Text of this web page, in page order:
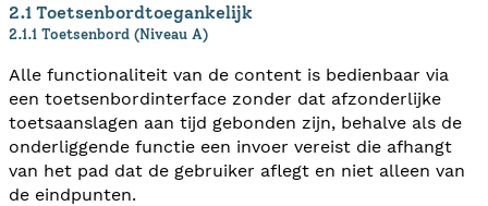
2.1 Toetsenbordtoegankelijk
2.1.1 Toetsenbord (Niveau A)
Alle functionaliteit van de content is bedienbaar via
een toetsenbordinterface zonder dat afzonderlijke
toetsaanslagen aan tijd gebonden zijn, behalve als de
onderliggende functie een invoer vereist die afhangt
van het pad dat de gebruiker aflegt en niet alleen van
de eindpunten.